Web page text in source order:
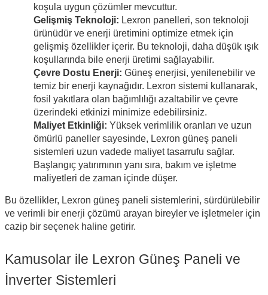
koşula uygun çözümler mevcuttur.
Gelişmiş Teknoloji: Lexron panelleri, son teknoloji
ürünüdür ve enerji üretimini optimize etmek için
gelişmiş özellikler içerir. Bu teknoloji, daha düşük ışık
koşullarında bile enerji üretimi sağlayabilir.
Çevre Dostu Enerji: Güneş enerjisi, yenilenebilir ve
temiz bir enerji kaynağıdır. Lexron sistemi kullanarak,
fosil yakıtlara olan bağımlılığı azaltabilir ve çevre
üzerindeki etkinizi minimize edebilirsiniz.
Maliyet Etkinliği: Yüksek verimlilik oranları ve uzun
ömürlü paneller sayesinde, Lexron güneş paneli
sistemleri uzun vadede maliyet tasarrufu sağlar.
Başlangıç yatırımının yanı sıra, bakım ve işletme
maliyetleri de zaman içinde düşer.
Bu özellikler, Lexron güneş paneli sistemlerini, sürdürülebilir
ve verimli bir enerji çözümü arayan bireyler ve işletmeler için
cazip bir seçenek haline getirir.
Kamusolar ile Lexron Güneş Paneli ve
İnverter Sistemleri